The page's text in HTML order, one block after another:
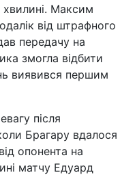
Максим
від штрафного
передачу на
змогла відбити
виявився першим
після
Брагару вдалося
опонента на
матчу Едуард